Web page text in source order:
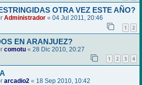
OTRA VEZ ESTE AÑO?
Administrador « 04 Jul 2011, 20:46
1 2
EN ARANJUEZ?
comotu « 28 Dic 2010, 20:27
1 2 3 4
arcadio2 « 18 Sep 2010, 10:42